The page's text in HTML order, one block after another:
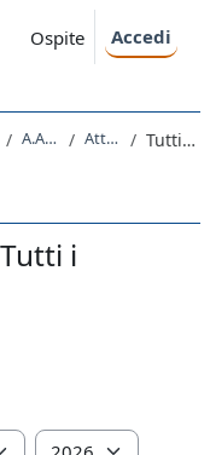
Ospite Accedi
A.A. 2021 - 2022 Attività recente Tutti i partecipanti
i
Anno